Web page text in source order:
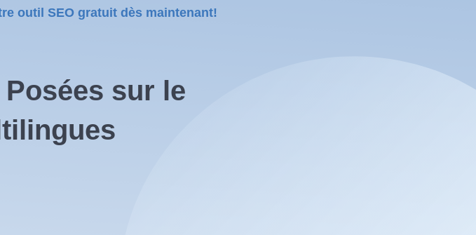
outil SEO gratuit dès maintenant!
sur le